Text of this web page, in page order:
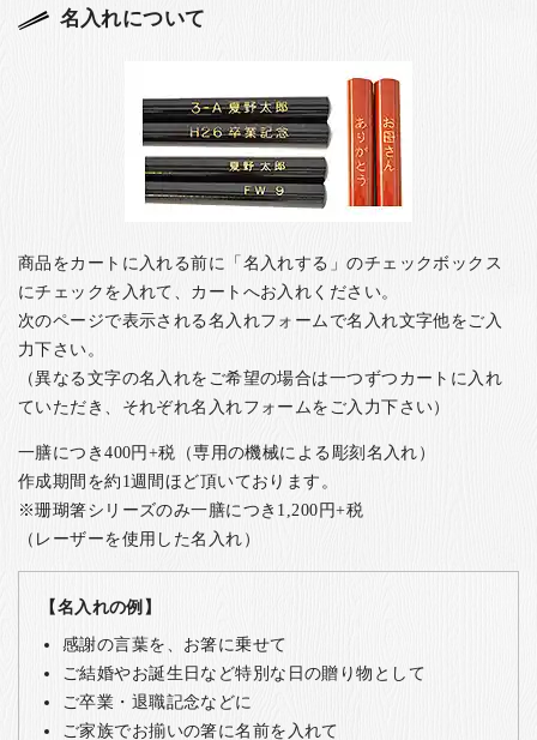
名入れについて
商品をカートに入れる前に「名入れする」のチェックボックス
にチェックを入れて、カートへお入れください。
次のページで表示される名入れフォームで名入れ文字他をご入
力下さい。
（異なる文字の名入れをご希望の場合は一つずつカートに入れ
ていただき、それぞれ名入れフォームをご入力下さい）
一膳につき400円+税（専用の機械による彫刻名入れ）
作成期間を約1週間ほど頂いております。
※珊瑚箸シリーズのみ一膳につき1,200円+税
（レーザーを使用した名入れ）
【名入れの例】
感謝の言葉を、お箸に乗せて
ご結婚やお誕生日など特別な日の贈り物として
ご卒業・退職記念などに
ご家族でお揃いの箸に名前を入れて